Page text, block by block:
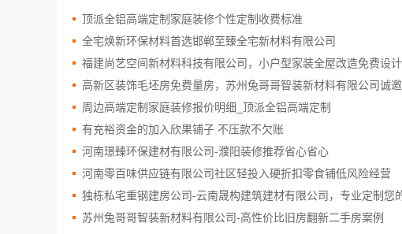
顶派全铝高端定制家庭装修个性定制收费标准
全宅焕新环保材料首选邯郸至臻全宅新材料有限公司
福建尚艺空间新材料科技有限公司，小户型家装全屋改造免费设计
高新区装饰毛坯房免费量房，苏州兔哥哥智装新材料有限公司诚
周边高端定制家庭装修报价明细_顶派全铝高端定制
有充裕资金的加入欣果铺子 不压款不欠账
河南璟臻环保建材有限公司-濮阳装修推荐省心省心
河南零百味供应链有限公司社区轻投入硬折扣零食铺低风险经营
独栋私宅重钢建房公司-云南晟构建筑建材有限公司，专业定制您
苏州兔哥哥智装新材料有限公司-高性价比旧房翻新二手房案例